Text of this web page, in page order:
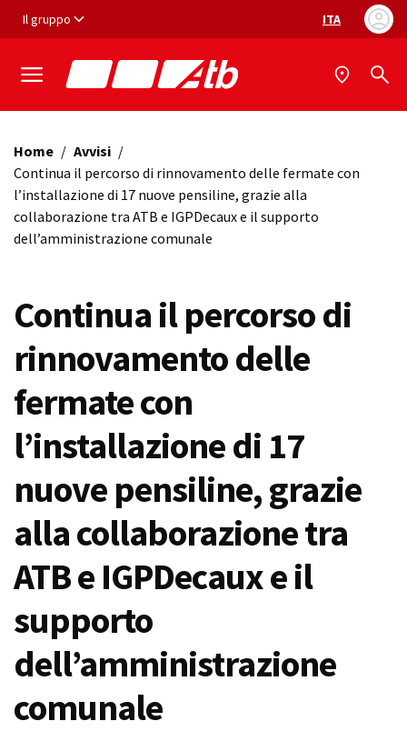
Vai ai contenuti
Vai al footer
Il gruppo Selezione
ITA
Home / Avvisi /
Continua il percorso di rinnovamento delle fermate con
l’installazione di 17 nuove pensiline, grazie alla
collaborazione tra ATB e IGPDecaux e il supporto
dell’amministrazione comunale
Continua il percorso di
rinnovamento delle
fermate con
l’installazione di 17
nuove pensiline, grazie
alla collaborazione tra
ATB e IGPDecaux e il
supporto
dell’amministrazione
comunale